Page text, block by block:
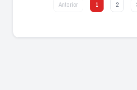
Anterior 1 2